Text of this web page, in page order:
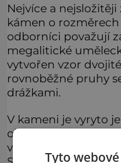
Nejvíce a
kámen o rozměrech
odborníci považují
megalitické
vytvořen vzor
rovnoběžné pruhy
drážkami.
V kameni je vyryto
obvodové oblouky
vytvářejí dojem
Tyto